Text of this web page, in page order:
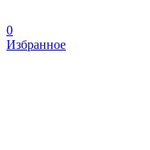
0
Избранное